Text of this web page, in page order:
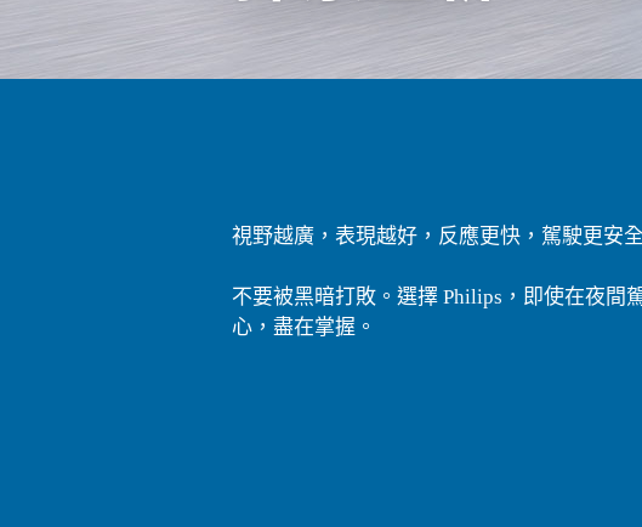
視野越廣，表現越好，反應更快，駕駛更安
不要被黑暗打敗。選擇 Philips，即使在夜間
心，盡在掌握。